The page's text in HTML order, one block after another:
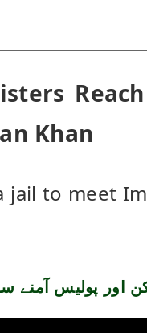
Khan
jail to meet
اور پولیس آمنے